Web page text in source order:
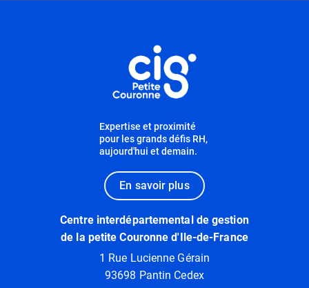
Expertise et proximité
pour les grands défis RH,
aujourd'hui et demain.
En savoir plus
Centre interdépartemental de gestion
de la petite Couronne d'Ile-de-France
1 Rue Lucienne Gérain
93698 Pantin Cedex